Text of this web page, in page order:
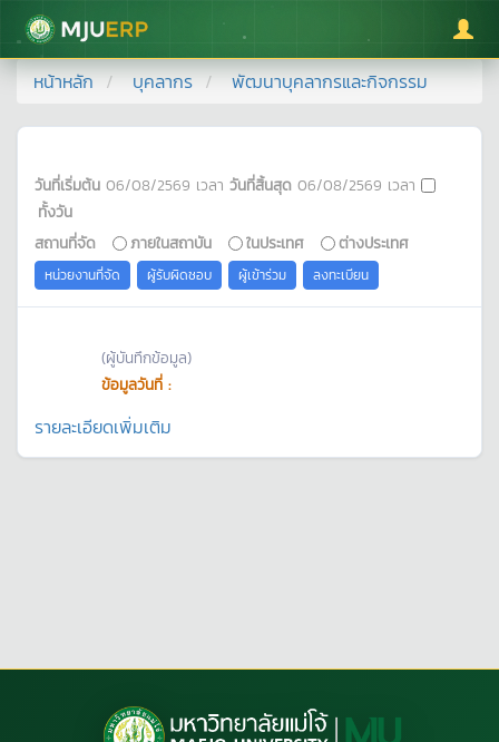
มหาวิทยาลัยแม่โจ้
หน้าหลัก บุคลากร พัฒนาบุคลากรและกิจกรรม
วันที่เริ่มต้น 06/08/2569 เวลา วันที่สิ้นสุด 06/08/2569 เวลา
ทั้งวัน
สถานที่จัด
ภายในสถาบัน ในประเทศ ต่างประเทศ
หน่วยงานที่จัด ผู้รับผิดชอบ ผู้เข้าร่วม ลงทะเบียน
(ผู้บันทึกข้อมูล)
ข้อมูลวันที่ :
รายละเอียดเพิ่มเติม